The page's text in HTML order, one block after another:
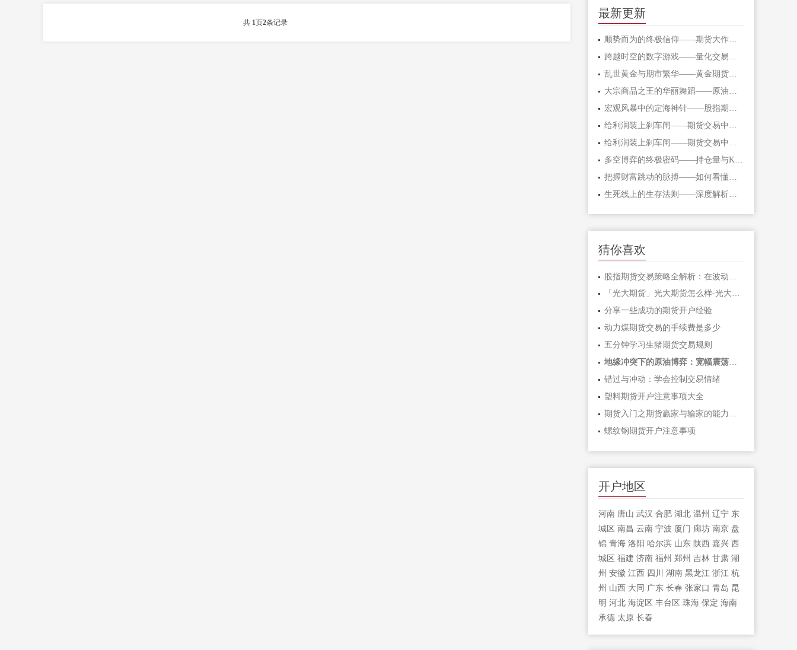
共 1页2条记录
最新更新
顺势而为的终极信仰——期货大作手的修
跨越时空的数字游戏——量化交易在期货
乱世黄金与期市繁华——黄金期货的避险
大宗商品之王的华丽舞蹈——原油期货的
宏观风暴中的定海神针——股指期货的对
给利润装上刹车闸——期货交易中不可逾
把握财富跳动的脉搏——如何看懂期货主
生死线上的生存法则——深度解析期货爆
猜你喜欢
「光大期货」光大期货怎么样-光大期货手
分享一些成功的期货开户经验
动力煤期货交易的手续费是多少
五分钟学习生猪期货交易规则
地缘冲突下的原油博弈：宽幅震荡中如何
错过与冲动：学会控制交易情绪
塑料期货开户注意事项大全
螺纹钢期货开户注意事项
开户地区
河南 唐山 武汉 合肥 湖北 温州 辽宁 东
城区 南昌 云南 宁波 厦门 廊坊 南京 盘
锦 青海 洛阳 哈尔滨 山东 陕西 嘉兴 西
城区 福建 济南 福州 郑州 吉林 甘肃 湖
州 安徽 江西 四川 湖南 黑龙江 浙江 杭
州 山西 大同 广东 长春 张家口 青岛 昆
明 河北 海淀区 丰台区 珠海 保定 海南
承德 太原 长春